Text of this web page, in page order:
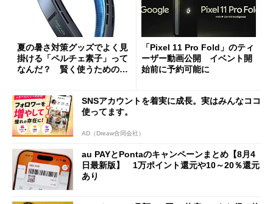
夏の暑さ対策グッズでよく見
掛ける「ペルチェ素子」って
なんだ？ 賢く使うための注
「Pixel 11 Pro Fold」のティ
ーザー動画公開 イベント開
始前に予約可能に
SNSアカウントを着実に成長。実はみんなココ
使ってます。
AD（Dreaw合同会社）
au PAYとPontaのキャンペーンまとめ【8月4
日最新版】 1万ポイント還元や10～20％還元
あり